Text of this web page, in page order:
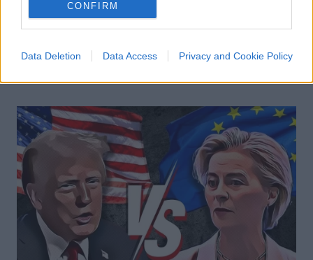
CONFIRM
Data Deletion Data Access Privacy and Cookie Policy
rosso: cosa succede in Borsa
di Enrico Foscarini
7 Aprile 2025, 10:01
5.4k